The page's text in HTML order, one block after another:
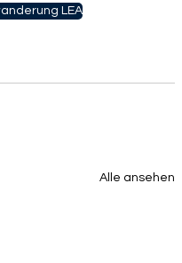
LEA
Alle ansehen